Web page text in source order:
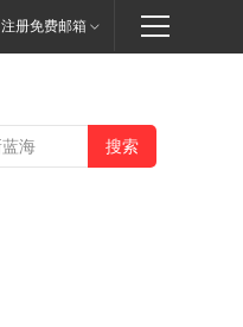
注册免费邮箱